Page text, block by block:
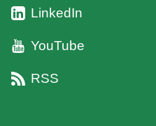
LinkedIn
YouTube
RSS